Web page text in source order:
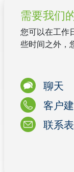
需要我们
您可以在工作
些时间之外，
聊天
客户
联系